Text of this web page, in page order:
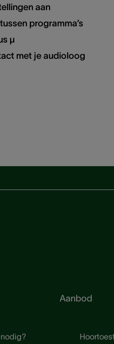
aan
programma’s
µ
met je audioloog
Aanbod